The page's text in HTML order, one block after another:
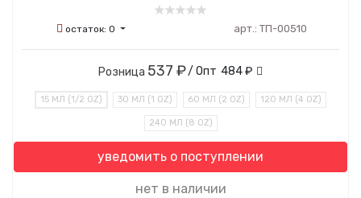
остаток: 0 арт.: ТП-00510
Розница 537 ₽/ Опт 484 ₽
15 МЛ (1/2 OZ) 30 МЛ (1 OZ) 60 МЛ (2 OZ) 120 МЛ (4 OZ)
240 МЛ (8 OZ)
уведомить о поступлении
нет в наличии